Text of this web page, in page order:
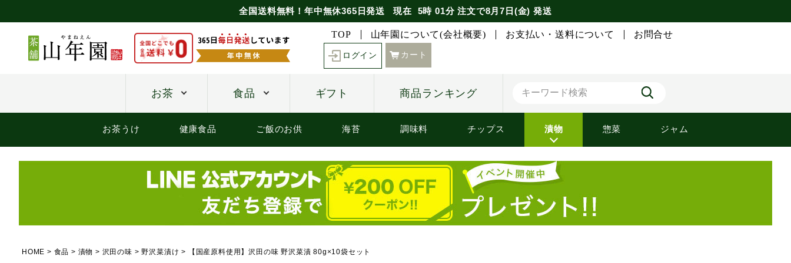
全国送料無料！年中無休365日発送 現在 5時 01分注文で8月7日(金) 発送
TOP 山年園について(会社概要) お支払い・送料について お問合せ
ログイン カート
お茶 食品 ギフト 商品ランキング
お茶うけ 健康食品 ご飯のお供 海苔 調味料 チップス 漬物 惣菜 ジャム
HOME 食品 漬物 沢田の味 野沢菜漬け 【国産原料使用】沢田の味 野沢菜漬 80g×10袋セット